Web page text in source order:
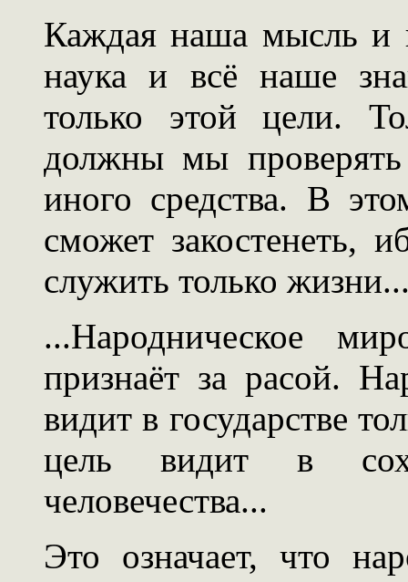
Каждая наша мысль и
наука и всё наше
только этой цели.
должны мы проверять
иного средства. В
сможет закостенеть,
служить только
...Народническое
признаёт за расой.
видит в государстве
цель видит в
человечества...
Это означает, что